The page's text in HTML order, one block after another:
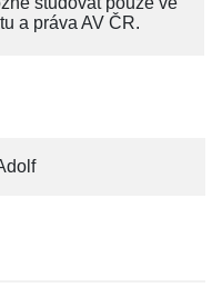
a práva AV ČR.